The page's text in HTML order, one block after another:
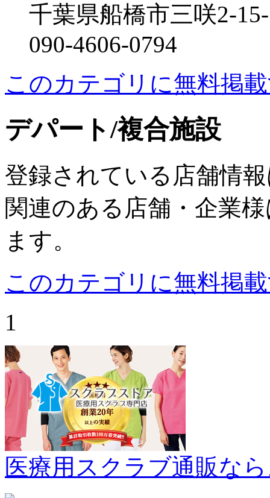
千葉県船橋市三咲2-
090-4606-0794
このカテゴリに無料掲
デパート/複合施設
登録されている店舗情
関連のある店舗・企業
ます。
このカテゴリに無料掲
1
医療用スクラブ通販な